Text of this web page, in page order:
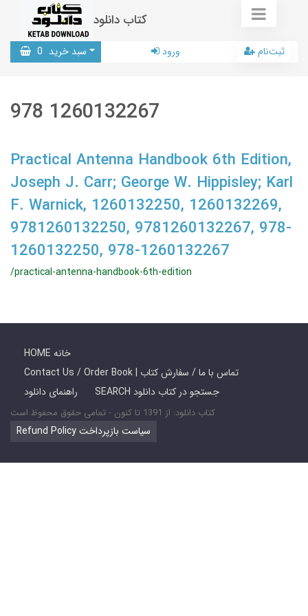
کتاب دانلود
سبد خرید 0 ورود ثبت‌نام
978 1260132267
Practical Antenna Handbook 6th Edition,
Joseph J. Carr; George W. Hippisley; Karl
F. Warnick, 1260132250, 1260132269,
9781260132250, 9781260132267, 978-
1260132250, 978-1260132267
/practical-antenna-handbook-6th-edition
HOME خانه
Contact Us / Order Book | تماس با ما / سفارش کتاب
راهنمای دانلود
SEARCH جستجو در کتاب دانلود
کتاب دانلود: از 1391 تا کنون - تمامی حقوق محفوظ است
Refund Policy سیاست بازپرداخت